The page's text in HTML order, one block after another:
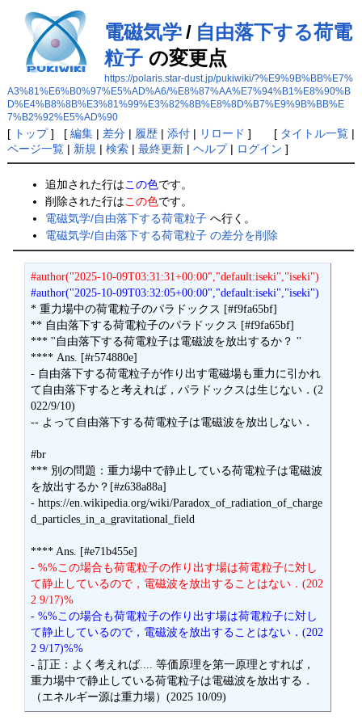
電磁気学/ 自由落下する荷電
粒子の変更点
https://polaris.star-dust.jp/pukiwiki/?%E9%9B%BB%E7%
A3%81%E6%B0%97%E5%AD%A6/%E8%87%AA%E7%94%B1%E8%90%B
D%E4%B8%8B%E3%81%99%E3%82%8B%E8%8D%B7%E9%9B%BB%E
7%B2%92%E5%AD%90
[ トップ] [ 編集| 差分| 履歴| 添付| リロード ] [ タイトル一覧|
ページ一覧| 新規 | 検索| 最終更新| ヘルプ| ログイン ]
追加された行はこの色です。
削除された行はこの色です。
電磁気学/自由落下する荷電粒子 へ行く。
電磁気学/自由落下する荷電粒子 の差分を削除
#author("2025-10-09T03:31:31+00:00","default:iseki","iseki")
#author("2025-10-09T03:32:05+00:00","default:iseki","iseki")
* 重力場中の荷電粒子のパラドックス [#f9fa65bf]
** 自由落下する荷電粒子のパラドックス [#f9fa65bf]
*** ''自由落下する荷電粒子は電磁波を放出するか？ ''
**** Ans. [#r574880e]
- 自由落下する荷電粒子が作り出す電磁場も重力に引かれ
て自由落下すると考えれば，パラドックスは生じない．(2
022/9/10)
-- よって自由落下する荷電粒子は電磁波を放出しない．
#br
*** 別の問題：重力場中で静止している荷電粒子は電磁波
を放出するか？[#z638a88a]
- https://en.wikipedia.org/wiki/Paradox_of_radiation_of_charge
d_particles_in_a_gravitational_field
- %%この場合も荷電粒子の作り出す場は荷電粒子に対し
て静止しているので，電磁波を放出することはない．(202
2 9/17)%
- %%この場合も荷電粒子の作り出す場は荷電粒子に対し
て静止しているので，電磁波を放出することはない．(202
2 9/17)%%
- 訂正：よく考えれば.... 等価原理を第一原理とすれば，
重力場中で静止している荷電粒子は電磁波を放出する．